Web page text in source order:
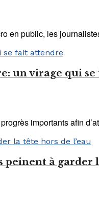
en public, les
un virage qui
importants afin
à garder